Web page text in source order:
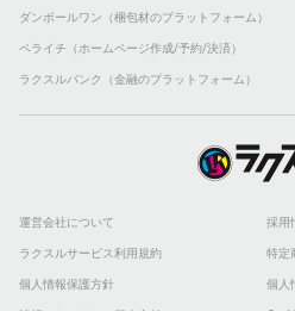
ダンボールワン（梱包材のプラットフォーム）
ペライチ（ホームページ作成/予約/決済）
ラクスルバンク（金融のプラットフォーム）
運営会社について 採用
ラクスルサービス利用規約 特定
個人情報保護方針 個人